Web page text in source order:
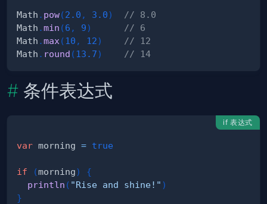
Math . pow(2.0 , 3.0)
// 8.0
Math .min (6 , 9)
// 6
Math .max (10 , 12)
// 12
Math . round (13.7) // 14
条件表达式
if 表达式
var morning = true
if (morning)
{
println ( "Rise and shine!" )
}